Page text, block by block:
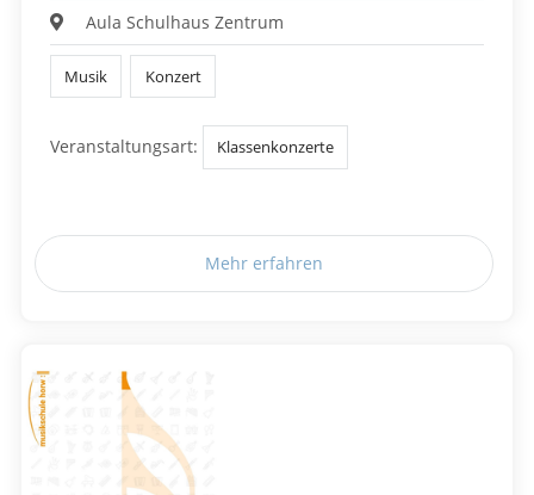
Aula Schulhaus Zentrum
Musik Konzert
Veranstaltungsart: Klassenkonzerte
Mehr erfahren